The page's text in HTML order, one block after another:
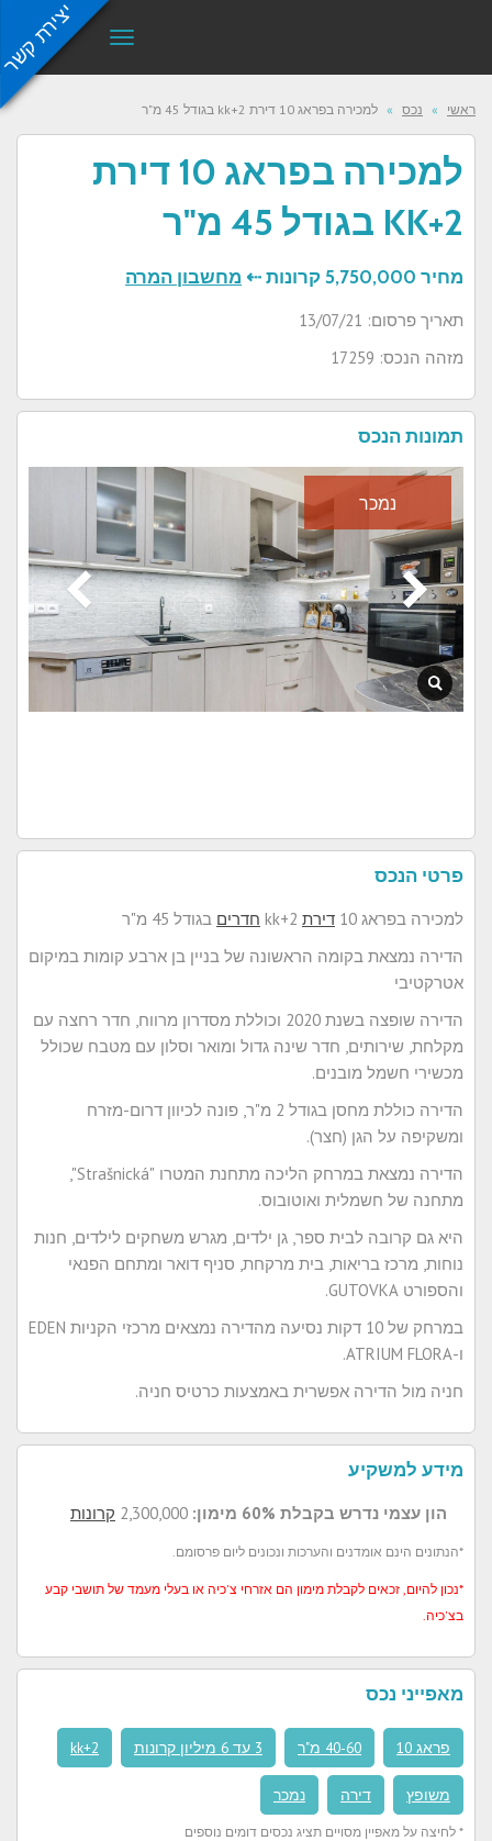
תפריט
ראשי » נכס » למכירה בפראג 10 דירת 2+kk בגודל 45 מ"ר
למכירה בפראג 10 דירת
2+KK בגודל 45 מ"ר
מחיר 5,750,000 קרונות ⇠ מחשבון המרה
תאריך פרסום: 13/07/21
מזהה הנכס: 17259
תמונות הנכס
נמכר
פרטי הנכס
למכירה בפראג 10 דירת חדרים בגודל 45 מ"ר
הדירה נמצאת בקומה הראשונה של בניין בן ארבע קומות במיקום
אטרקטיבי
הדירה שופצה בשנת 2020 וכוללת מסדרון מרווח, חדר רחצה עם
מקלחת, שירותים, חדר שינה גדול ומואר וסלון עם מטבח שכולל
מכשירי חשמל מובנים.
הדירה כוללת מחסן בגודל 2 מ"ר, פונה לכיוון דרום-מזרח
ומשקיפה על הגן (חצר).
הדירה נמצאת במרחק הליכה מתחנת המטרו "Strašnická",
מתחנה של חשמלית ואוטובוס.
היא גם קרובה לבית ספר, גן ילדים, מגרש משחקים לילדים, חנות
נוחות, מרכז בריאות, בית מרקחת, סניף דואר ומתחם הפנאי
והספורט GUTOVKA.
במרחק של 10 דקות נסיעה מהדירה נמצאים מרכזי הקניות EDEN
ו-ATRIUM FLORA.
חניה מול הדירה אפשרית באמצעות כרטיס חניה.
מידע למשקיע
הון עצמי נדרש בקבלת 60% מימון: 2,300,000 קרונות
*הנתונים הינם אומדנים והערכות ונכונים ליום פרסומם.
*נכון להיום, זכאים לקבלת מימון הם אזרחי צ'כיה או בעלי מעמד של תושבי קבע
בצ'כיה.
מאפייני נכס
פראג 10 40-60 מ"ר 3 עד 6 מיליון קרונות 2+kk
משופץ דירה נמכר
* לחיצה על מאפיין מסויים תציג נכסים דומים נוספים
יצירת קשר